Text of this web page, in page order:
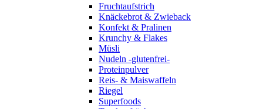
Fruchtaufstrich
Knäckebrot & Zwieback
Konfekt & Pralinen
Krunchy & Flakes
Müsli
Nudeln -glutenfrei-
Proteinpulver
Reis- & Maiswaffeln
Riegel
Superfoods